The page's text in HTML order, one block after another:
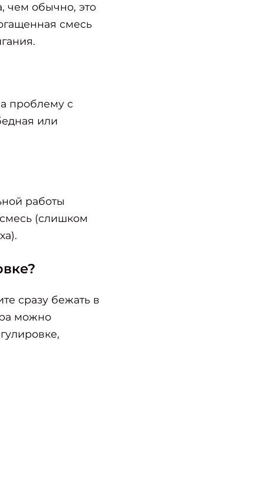
чем обычно, это
смесь
проблему с
или
работы
(слишком
сразу бежать в
можно